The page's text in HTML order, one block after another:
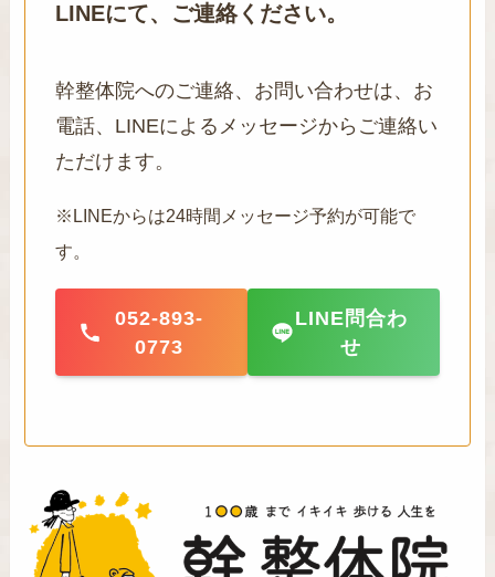
LINEにて、ご連絡ください。
幹整体院へのご連絡、お問い合わせは、お
電話、LINEによるメッセージからご連絡い
ただけます。
※LINEからは24時間メッセージ予約が可能で
す。
052-893-
0773
LINE問合わ
せ